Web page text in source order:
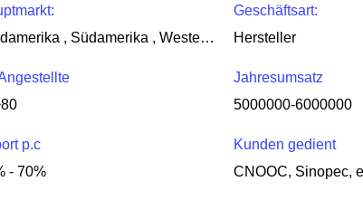
Nordamerika , Südamerika , Westeuropa , Osteuropa , Ostasien , Naher , Naher Osten , Afrika , Ozeanien , Weltweit
Geschäftsart:
Hersteller
Jahresumsatz
5000000-6000000
p.c
- 70%
Kunden gedient
CNOOC, Sinopec,